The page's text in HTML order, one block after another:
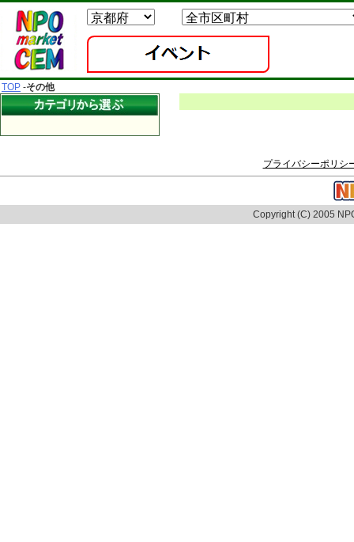
TOP -その他
プライバシーポリシ
Copyright (C) 2005